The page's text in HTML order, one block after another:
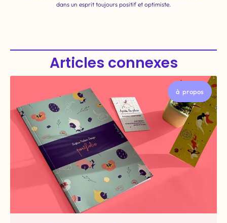
dans un esprit toujours positif et optimiste.
Articles connexes
à propos